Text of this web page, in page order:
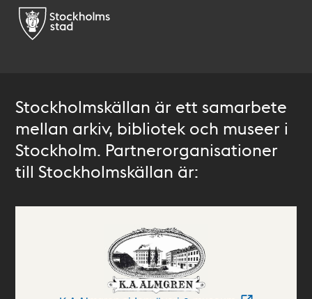
Stockholmskällan är ett samarbete
mellan arkiv, bibliotek och museer i
Stockholm. Partnerorganisationer
till Stockholmskällan är: